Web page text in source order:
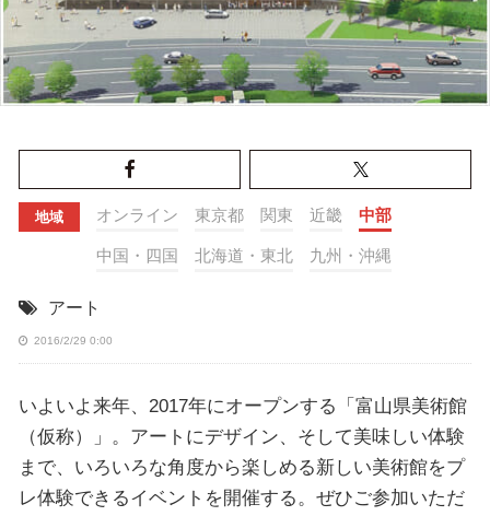
地域 オンライン 東京都 関東 近畿 中部
中国・四国 北海道・東北 九州・沖縄
アート
2016/2/29 0:00
いよいよ来年、2017年にオープンする「富山県美術館
（仮称）」。アートにデザイン、そして美味しい体験
まで、いろいろな角度から楽しめる新しい美術館をプ
レ体験できるイベントを開催する。ぜひご参加いただ